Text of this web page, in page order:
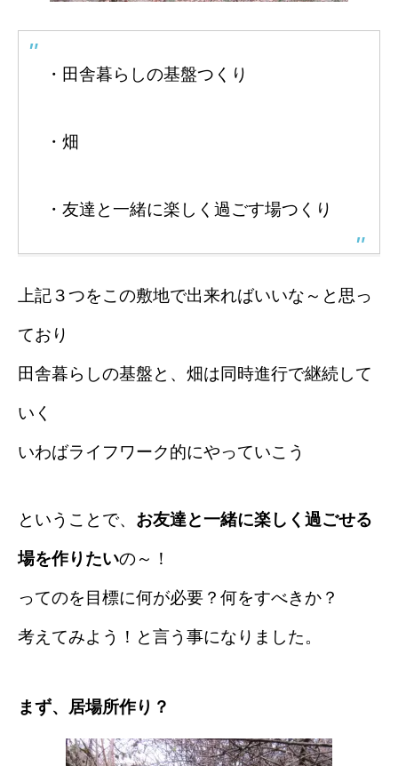
・田舎暮らしの基盤つくり
・畑
・友達と一緒に楽しく過ごす場つくり
上記３つをこの敷地で出来ればいいな～と思っ
ており
田舎暮らしの基盤と、畑は同時進行で継続して
いく
いわばライフワーク的にやっていこう
ということで、 お友達と一緒に楽しく過ごせる
場を作りたいの～！
ってのを目標に何が必要？何をすべきか？
考えてみよう！と言う事になりました。
まず、居場所作り？